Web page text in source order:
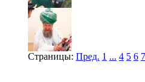
Страницы: Пред. 1 ... 4 5 6 7